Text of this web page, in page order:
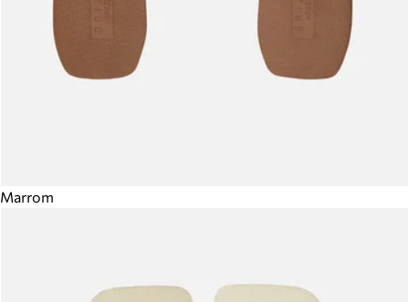
Marrom